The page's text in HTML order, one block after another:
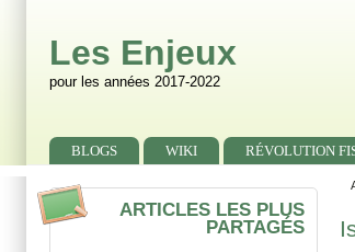
Les Enjeux
pour les années 2017-2022
Primary menu
BLOGS WIKI RÉVOLUTION
Secondary menu
ARTICLES LES PLUS
PARTAGÉS